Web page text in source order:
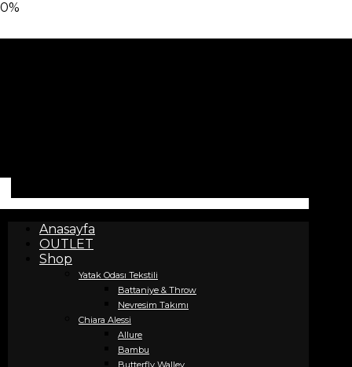
0%
Anasayfa
OUTLET
Shop
Yatak Odası Tekstili
Battaniye & Throw
Nevresim Takımı
Chiara Alessi
Allure
Bambu
Butterfly Walley